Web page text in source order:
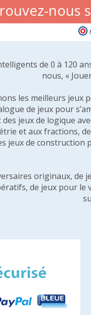
nous
de 0 à 120
nous, «
les meilleurs jeux
de jeux pour
jeux de logique
et aux fractions,
jeux de
originaux,
de jeux pour